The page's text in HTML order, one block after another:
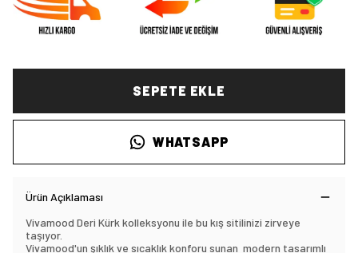
SEPETE EKLE
WHATSAPP
Ürün Açıklaması
Vivamood Deri Kürk kolleksyonu ile bu kış sitilinizi zirveye
taşıyor.
Vivamood'un şıklık ve sıcaklık konforu sunan modern tasarımlı